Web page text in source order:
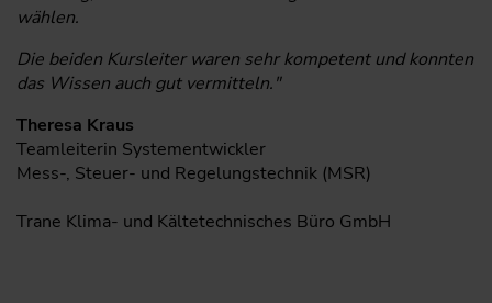
wählen.
Die beiden Kursleiter waren sehr kompetent und konnten
das Wissen auch gut vermitteln."
Theresa Kraus
Teamleiterin Systementwickler
Mess-, Steuer- und Regelungstechnik (MSR)
Trane Klima- und Kältetechnisches Büro GmbH